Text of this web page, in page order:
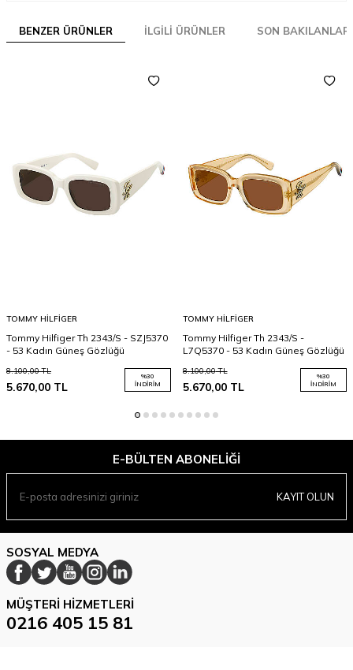
BENZER ÜRÜNLER İLGILI ÜRÜNLER SON BAKILANLAR
TOMMY HILFIGER
Tommy Hilfiger Th 2343/S - SZJ5370
- 53 Kadın Güneş Gözlüğü
8.100,00TL
5.670,00 TL
%30
İNDIRIM
TOMMY HILFIGER
Tommy Hilfiger Th 2343/S -
L7Q5370 - 53 Kadın Güneş Gözlüğü
8.100,00TL
5.670,00TL
%30
İNDIRIM
E-BÜLTEN ABONELIĞI
KAYIT OLUN
SOSYAL MEDYA
MÜŞTERI HIZMETLERI
0216 405 15 81